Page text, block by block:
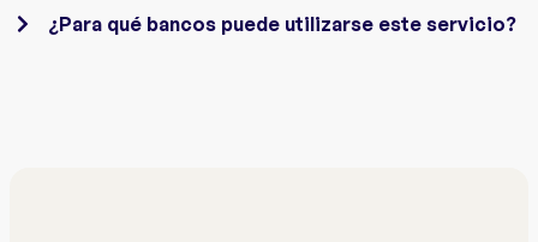
¿Para qué bancos puede utilizarse este servicio?